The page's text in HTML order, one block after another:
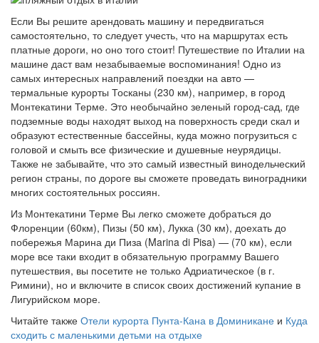
Если Вы решите арендовать машину и передвигаться
самостоятельно, то следует учесть, что на маршрутах есть
платные дороги, но оно того стоит! Путешествие по Италии на
машине даст вам незабываемые воспоминания! Одно из
самых интересных направлений поездки на авто —
термальные курорты Тосканы (230 км), например, в город
Монтекатини Терме. Это необычайно зеленый город-сад, где
подземные воды находят выход на поверхность среди скал и
образуют естественные бассейны, куда можно погрузиться с
головой и смыть все физические и душевные неурядицы.
Также не забывайте, что это самый известный винодельческий
регион страны, по дороге вы сможете проведать виноградники
многих состоятельных россиян.
Из Монтекатини Терме Вы легко сможете добраться до
Флоренции (60км), Пизы (50 км), Лукка (30 км), доехать до
побережья Марина ди Пиза (Marina di Pisa) — (70 км), если
море все таки входит в обязательную программу Вашего
путешествия, вы посетите не только Адриатическое (в г.
Римини), но и включите в список своих достижений купание в
Лигурийском море.
Читайте также Отели курорта Пунта-Кана в Доминикане и Куда
сходить с маленькими детьми на отдыхе